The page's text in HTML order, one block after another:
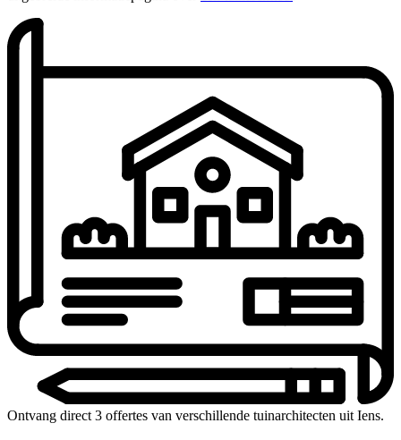
Ontvang direct 3 offertes van verschillende tuinarchitecten uit Iens.